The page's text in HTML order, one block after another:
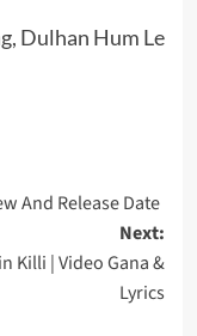
Dulhan Hum Le
And Release Date
Next:
Killi | Video Gana &
Lyrics